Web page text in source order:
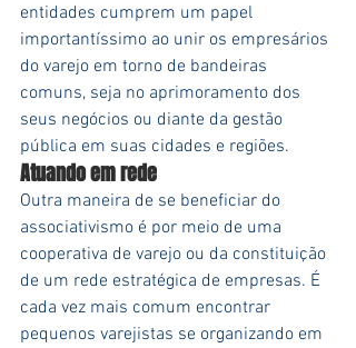
entidades cumprem um papel
importantíssimo ao unir os empresários
do varejo em torno de bandeiras
comuns, seja no aprimoramento dos
seus negócios ou diante da gestão
pública em suas cidades e regiões.
Atuando em rede
Outra maneira de se beneficiar do
associativismo é por meio de uma
cooperativa de varejo ou da constituição
de um rede estratégica de empresas. É
cada vez mais comum encontrar
pequenos varejistas se organizando em